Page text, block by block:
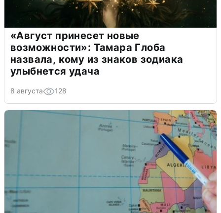
«Август принесет новые
возможности»: Тамара Глоба
назвала, кому из знаков зодиака
улыбнется удача
8 августа 128